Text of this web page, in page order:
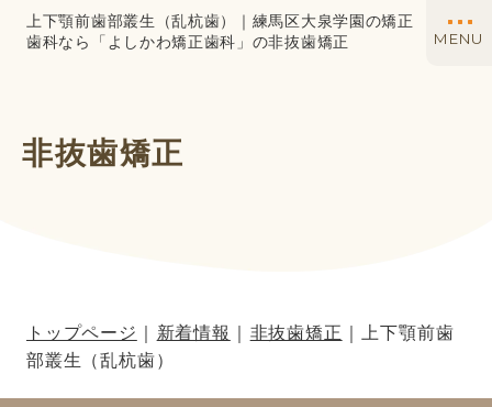
上下顎前歯部叢生（乱杭歯）｜練馬区大泉学園の矯正
歯科なら「よしかわ矯正歯科」の非抜歯矯正
MENU
非抜歯矯正
トップページ 新着情報 非抜歯矯正
上下顎前歯
部叢生（乱杭歯）